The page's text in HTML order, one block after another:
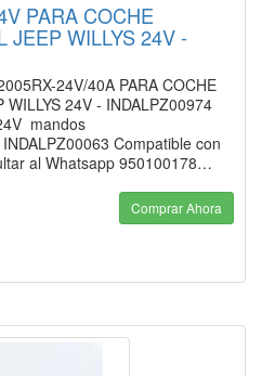
PARA COCHE
JEEP WILLYS 24V -
24V/40A PARA COCHE
WILLYS 24V - INDALPZ00974
mandos
Compatible con
al Whatsapp 950100178…
Comprar Ahora